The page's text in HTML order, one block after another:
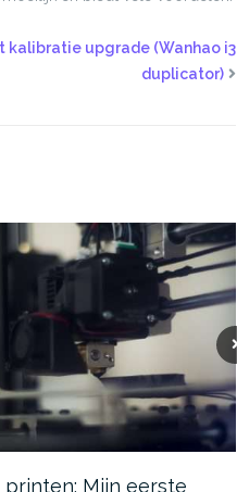
kalibratie upgrade (Wanhao i3
duplicator)
printen: Mijn eerste